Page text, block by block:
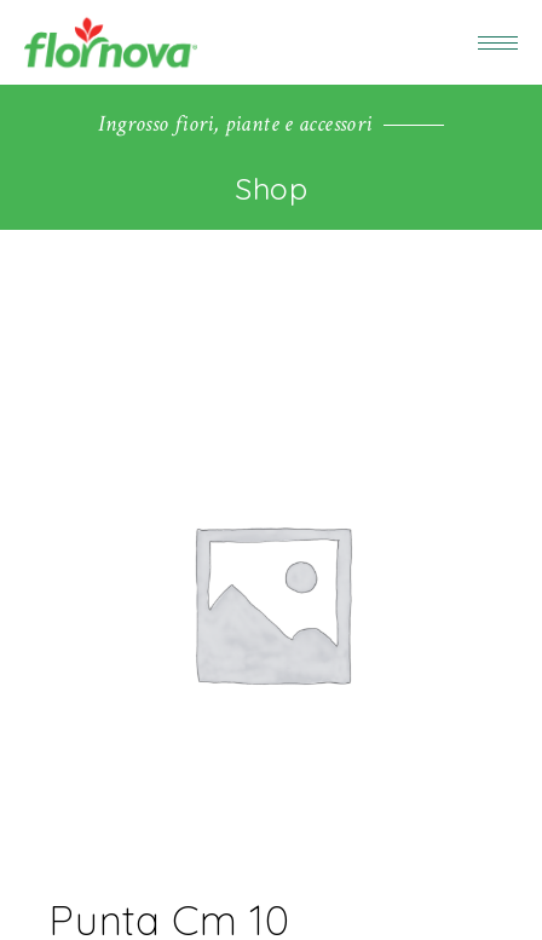
Ingrosso fiori, piante e accessori
Shop
Punta Cm 10